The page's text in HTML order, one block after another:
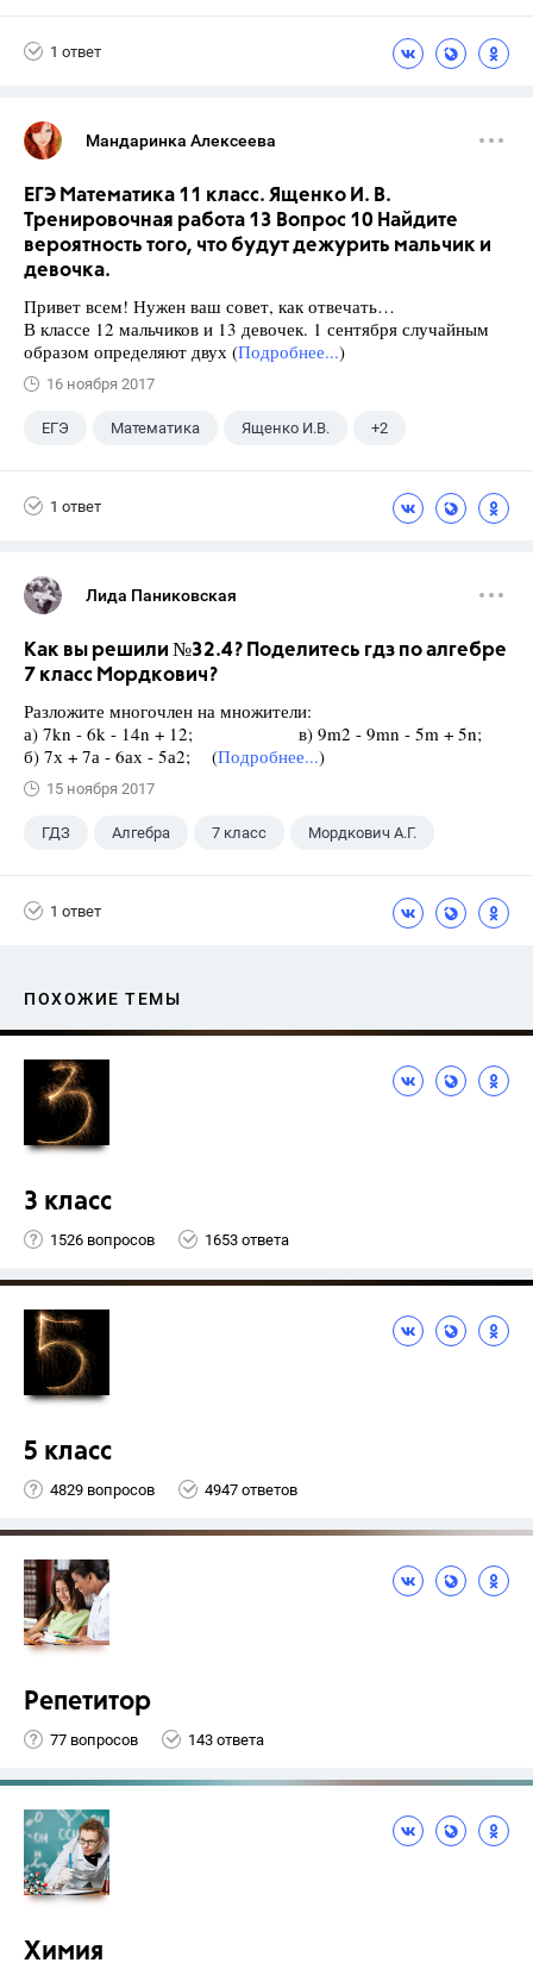
1 ответ
Мандаринка Алексеева
ЕГЭ Математика 11 класс. Ященко И. В.
Тренировочная работа 13 Вопрос 10 Найдите
вероятность того, что будут дежурить мальчик и
девочка.
Привет всем! Нужен ваш совет, как отвечать…
В классе 12 мальчиков и 13 девочек. 1 сентября случайным
образом определяют двух (Подробнее...)
16 ноября 2017
ЕГЭ Математика Ященко И.В. +2
1 ответ
Лида Паниковская
Как вы решили №32.4? Поделитесь гдз по алгебре
7 класс Мордкович?
Разложите многочлен на множители:
а) 7kn - 6k - 14n + 12; в) 9m2 - 9mn - 5m + 5n;
б) 7х + 7а - 6ах - 5а2; (Подробнее...)
15 ноября 2017
ГДЗ Алгебра 7 класс Мордкович А.Г.
1 ответ
ПОХОЖИЕ ТЕМЫ
3 класс
1526 вопросов 1653 ответа
5 класс
4829 вопросов 4947 ответов
Репетитор
77 вопросов 143 ответа
Химия